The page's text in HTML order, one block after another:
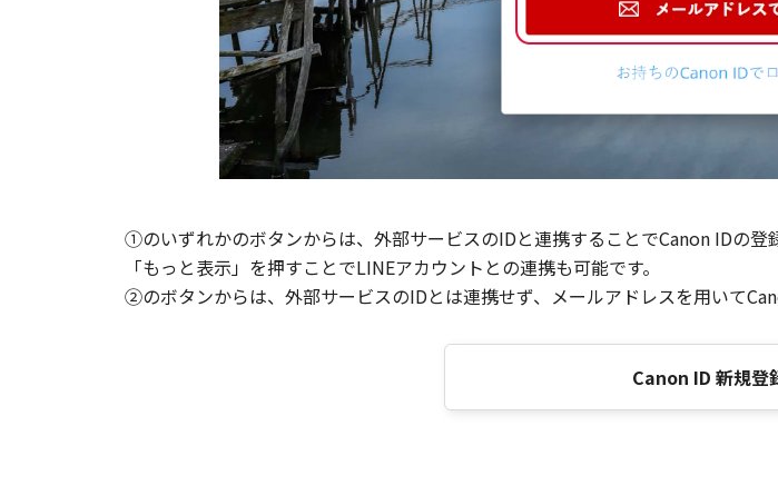
①のいずれかのボタンからは、外部サービスのIDと連携することでCanon IDの登
「もっと表示」を押すことでLINEアカウントとの連携も可能です。
②のボタンからは、外部サービスのIDとは連携せず、メールアドレスを用いて
Canon ID 新規登